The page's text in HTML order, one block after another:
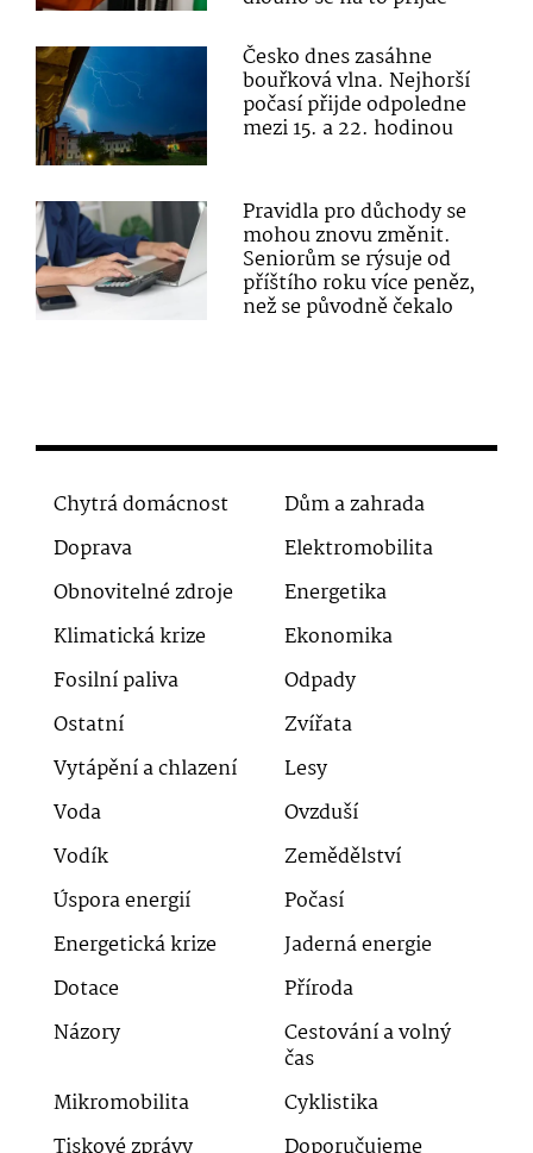
Česko dnes zasáhne
bouřková vlna. Nejhorší
počasí přijde odpoledne
mezi 15. a 22. hodinou
Pravidla pro důchody se
mohou znovu změnit.
Seniorům se rýsuje od
příštího roku více peněz,
než se původně čekalo
Chytrá domácnost
Dům a zahrada
Doprava
Elektromobilita
Obnovitelné zdroje
Energetika
Klimatická krize
Ekonomika
Fosilní paliva
Odpady
Ostatní
Zvířata
Vytápění a chlazení
Lesy
Voda
Ovzduší
Vodík
Zemědělství
Úspora energií
Počasí
Energetická krize
Jaderná energie
Dotace
Příroda
Názory
Cestování a volný
čas
Mikromobilita
Cyklistika